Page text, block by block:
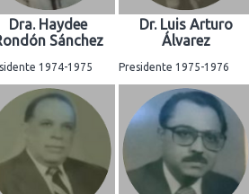
Dra. Haydee
Sánchez
1974-1975
Dr. Luis Arturo
Álvarez
Presidente 1975-1976